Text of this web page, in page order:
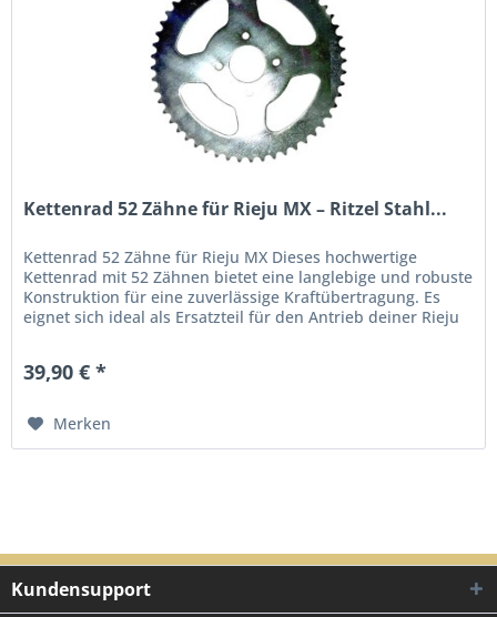
Kettenrad 52 Zähne für Rieju MX – Ritzel Stahl...
Kettenrad 52 Zähne für Rieju MX Dieses hochwertige
Kettenrad mit 52 Zähnen bietet eine langlebige und robuste
Konstruktion für eine zuverlässige Kraftübertragung. Es
eignet sich ideal als Ersatzteil für den Antrieb deiner Rieju
39,90 € *
Merken
Kundensupport